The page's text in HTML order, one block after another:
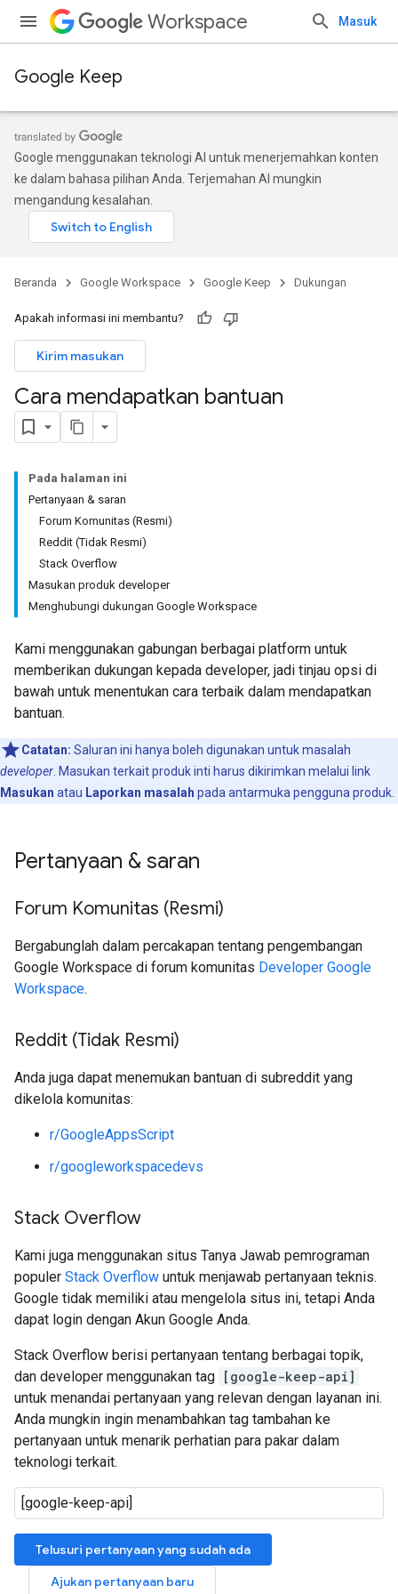
Workspace Masuk
Google Keep
Google menggunakan teknologi AI untuk menerjemahkan konten
ke dalam bahasa pilihan Anda. Terjemahan AI mungkin
mengandung kesalahan.
Beranda Google Workspace Google Keep Dukungan
Apakah informasi ini membantu?
Kirim masukan
Cara mendapatkan bantuan
Pada halaman ini
Pertanyaan & saran
Forum Komunitas (Resmi)
Reddit (Tidak Resmi)
Stack Overflow
Masukan produk developer
Menghubungi dukungan Google Workspace
Kami menggunakan gabungan berbagai platform untuk
memberikan dukungan kepada developer, jadi tinjau opsi di
bawah untuk menentukan cara terbaik dalam mendapatkan
bantuan.
Catatan: Saluran ini hanya boleh digunakan untuk masalah
developer . Masukan terkait produk inti harus dikirimkan melalui link
Masukan atau Laporkan masalah pada antarmuka pengguna produk.
Pertanyaan & saran
Forum Komunitas (Resmi)
Bergabunglah dalam percakapan tentang pengembangan
Google Workspace di forum komunitas Developer Google
Workspace.
Reddit (Tidak Resmi)
Anda juga dapat menemukan bantuan di subreddit yang
dikelola komunitas:
r/GoogleAppsScript
r/googleworkspacedevs
Stack Overflow
Kami juga menggunakan situs Tanya Jawab pemrograman
populer Stack Overflow untuk menjawab pertanyaan teknis.
Google tidak memiliki atau mengelola situs ini, tetapi Anda
dapat login dengan Akun Google Anda.
Stack Overflow berisi pertanyaan tentang berbagai topik,
dan developer menggunakan tag [google-keep-api]
untuk menandai pertanyaan yang relevan dengan layanan ini.
Anda mungkin ingin menambahkan tag tambahan ke
pertanyaan untuk menarik perhatian para pakar dalam
teknologi terkait.
Telusuri pertanyaan yang sudah ada
Ajukan pertanyaan baru